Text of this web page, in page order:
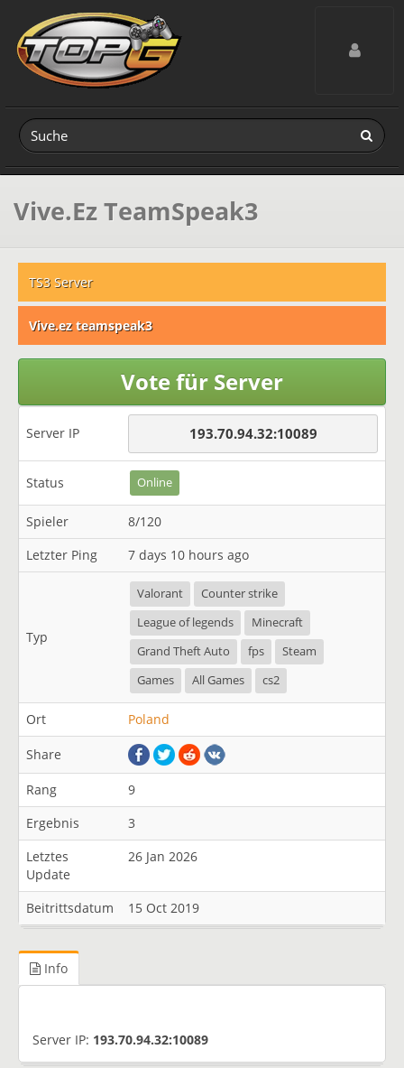
Toggle
Vive.Ez TeamSpeak3
TS3 Server
Vive.ez teamspeak3
Vote für Server
Server IP 193.70.94.32:10089
Status Online
Spieler
8/120
Letzter Ping
7 days 10 hours ago
Typ
Valorant
Counter strike
League of legends
Minecraft
Grand Theft Auto
fps
Steam
Games
All Games cs2
Ort Poland
Share
Rang
9
Ergebnis
3
Letztes
Update
26 Jan 2026
Beitrittsdatum 15 Oct 2019
Info
Server IP: 193.70.94.32:10089